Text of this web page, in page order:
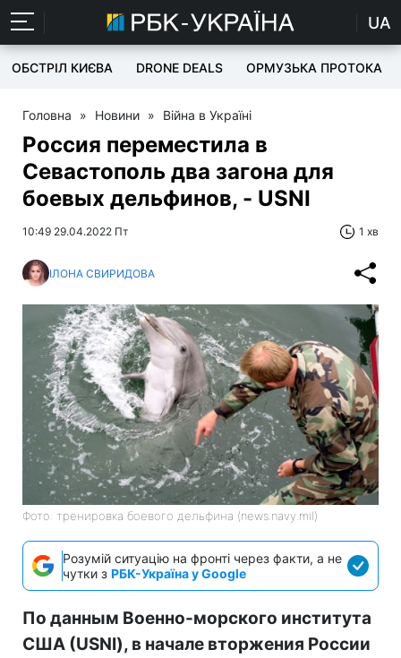
UA
ОБСТРІЛ КИЄВА DRONE DEALS ОРМУЗЬКА ПРОТОКА
Головна » Новини » Війна в Україні
Россия переместила в
Севастополь два загона для
боевых дельфинов, - USNI
10:49 29.04.2022 Пт 1 хв
ІЛОНА СВИРИДОВА
Фото: тренировка боевого дельфина (news.navy.mil)
Розумій ситуацію на фронті через факти, а не
чутки з РБК-Україна у Google
По данным Военно-морского института
США (USNI), в начале вторжения России